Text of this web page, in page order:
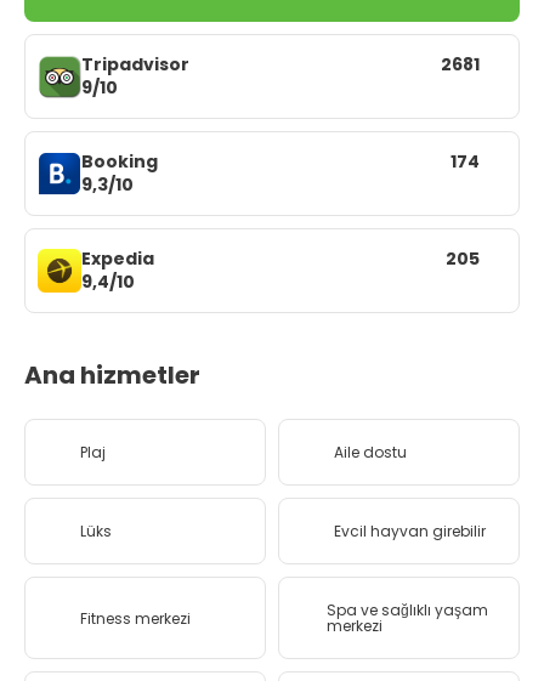
Tripadvisor
9/10
2681
Booking
9,3/10
174
Expedia
9,4/10
205
Ana hizmetler
Plaj Aile dostu
Lüks Evcil hayvan girebilir
Fitness merkezi Spa ve sağlıklı yaşam
merkezi